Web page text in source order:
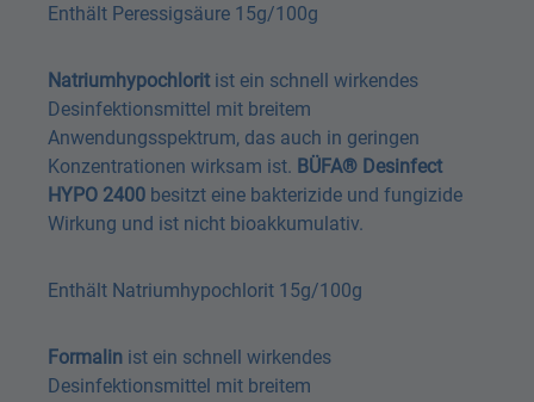
Enthält Peressigsäure 15g/100g
Natriumhypochlorit ist ein schnell wirkendes
Desinfektionsmittel mit breitem
Anwendungsspektrum, das auch in geringen
Konzentrationen wirksam ist. BÜFA® Desinfect
HYPO 2400 besitzt eine bakterizide und fungizide
Wirkung und ist nicht bioakkumulativ.
Enthält Natriumhypochlorit 15g/100g
Formalin ist ein schnell wirkendes
Desinfektionsmittel mit breitem